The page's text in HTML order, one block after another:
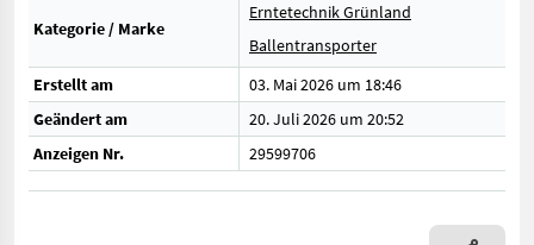
Kategorie / Marke
Erntetechnik Grünland
Ballentransporter
Erstellt am
03. Mai 2026 um 18:46
Geändert am
20. Juli 2026 um 20:52
Anzeigen Nr.
29599706